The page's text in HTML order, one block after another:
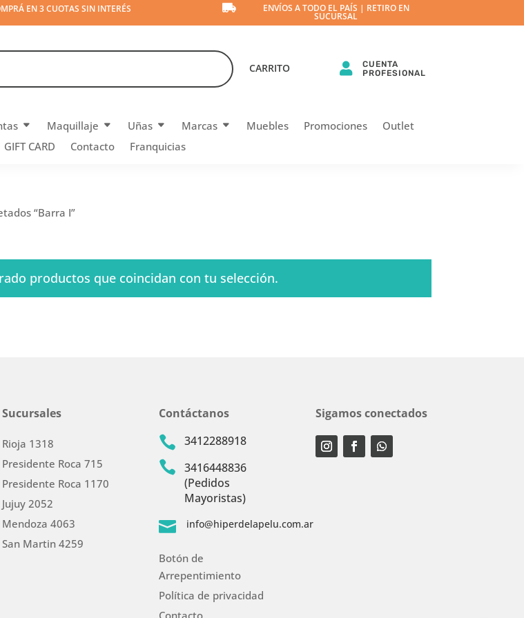
EN 3 CUOTAS SIN INTERÉS  ENVÍOS A TODO EL PAÍS | RETIRO EN
SUCURSAL

CUENTA
PROFESIONAL
CARRITO
Maquillaje Uñas Marcas Muebles Promociones
Outlet
GIFT CARD Contacto Franquicias
“Barra I”
productos que coincidan con tu selección.
Sucursales
Rioja 1318
Presidente Roca 715
Presidente Roca 1170
Jujuy 2052
Mendoza 4063
San Martin 4259
Contáctanos
 3412288918

3416448836
(Pedidos
Mayoristas)
 info@hiperdelapelu.com.ar
Botón de
Arrepentimiento
Política de privacidad
Contacto
Sigamos conectados